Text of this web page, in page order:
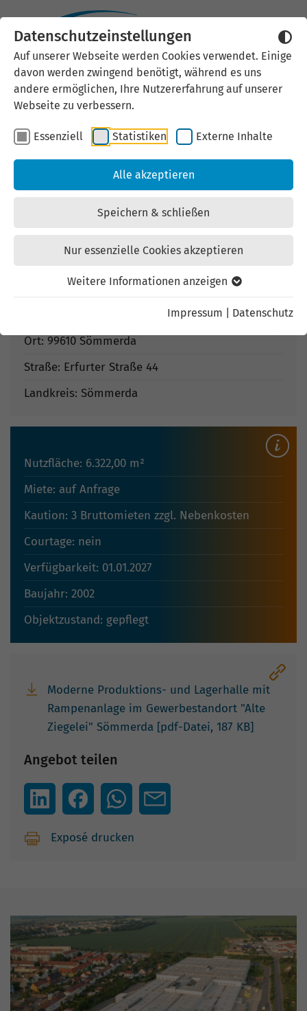
Datenschutzeinstellungen
Auf unserer Webseite werden Cookies verwendet. Einige
davon werden zwingend benötigt, während es uns
andere ermöglichen, Ihre Nutzererfahrung auf unserer
Webseite zu verbessern.
Essenziell Statistiken Externe Inhalte
Alle akzeptieren
Speichern & schließen
Nur essenzielle Cookies akzeptieren
Weitere Informationen anzeigen
Impressum Datenschutz
Moderne Produktions-
und Lagerhalle mit
Rampenanlage im
Gewerbestandort "Alte
Ziegelei" Sömmerda
Mietangebot Gewerbe |
Halle 1 | zuletzt geändert am: 20.07.2026
Ort: 99610 Sömmerda
Straße: Erfurter Straße 44
Landkreis: Sömmerda
Nutzfläche: 6.322,00 m²
Miete: auf Anfrage
Kaution: 3 Bruttomieten zzgl. Nebenkosten
Courtage: nein
Verfügbarkeit: 01.01.2027
Baujahr: 2002
Objektzustand: gepflegt
Moderne Produktions- und Lagerhalle mit
Rampenanlage im Gewerbestandort "Alte
Ziegelei" Sömmerda [pdf-Datei, 187 KB]
Angebot teilen
Exposé drucken